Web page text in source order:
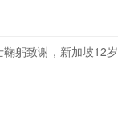
躬致谢，新加坡12岁